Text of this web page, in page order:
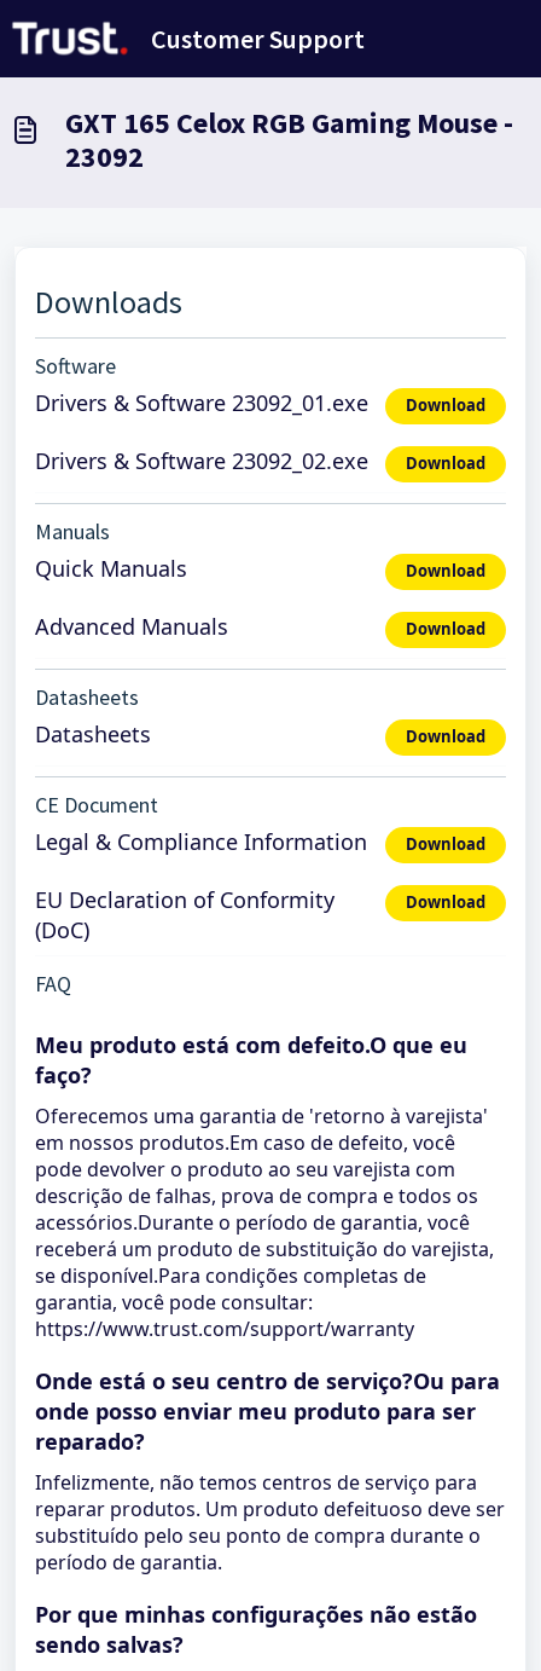
Customer Support
GXT 165 Celox RGB Gaming Mouse -
23092
Downloads
Software
Drivers & Software 23092_01.exe Download
Drivers & Software 23092_02.exe Download
Manuals
Quick Manuals Download
Advanced Manuals Download
Datasheets
Datasheets Download
CE Document
Legal & Compliance Information Download
EU Declaration of Conformity
(DoC)
Download
FAQ
Meu produto está com defeito.O que eu
faço?
Oferecemos uma garantia de 'retorno à varejista'
em nossos produtos.Em caso de defeito, você
pode devolver o produto ao seu varejista com
descrição de falhas, prova de compra e todos os
acessórios.Durante o período de garantia, você
receberá um produto de substituição do varejista,
se disponível.Para condições completas de
garantia, você pode consultar:
https://www.trust.com/support/warranty
Onde está o seu centro de serviço?Ou para
onde posso enviar meu produto para ser
reparado?
Infelizmente, não temos centros de serviço para
reparar produtos. Um produto defeituoso deve ser
substituído pelo seu ponto de compra durante o
período de garantia.
Por que minhas configurações não estão
sendo salvas?